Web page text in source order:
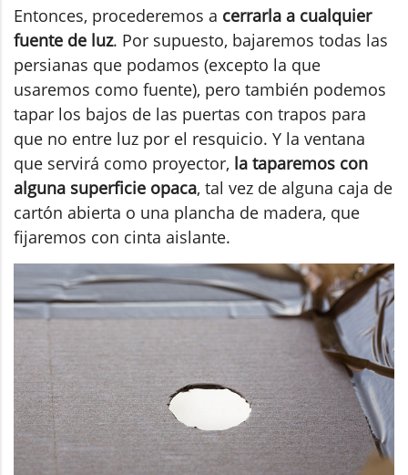
Entonces, procederemos a cerrarla a cualquier
fuente de luz. Por supuesto, bajaremos todas las
persianas que podamos (excepto la que
usaremos como fuente), pero también podemos
tapar los bajos de las puertas con trapos para
que no entre luz por el resquicio. Y la ventana
que servirá como proyector, la taparemos con
alguna superficie opaca, tal vez de alguna caja de
cartón abierta o una plancha de madera, que
fijaremos con cinta aislante.